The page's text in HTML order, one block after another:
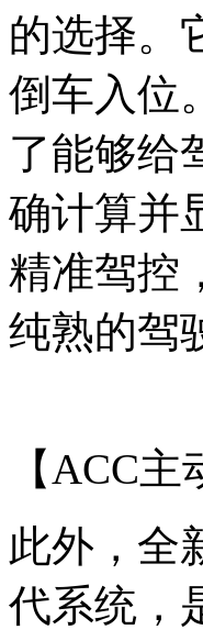
的选择。
倒车入位
了能够给
确计算并
精准驾控
纯熟的驾
【ACC主
此外，全
代系统，